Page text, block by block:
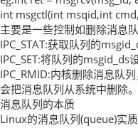
int msgctl(int msqid,int
主要是一些控制如删除消息
IPC_STAT:获取队列的
IPC_SET:将队列的msgid_ds
IPC_RMID:内核删除消息队
会把消息队列从系统中删除。
消息队列的本质
Linux的消息队列(queue)实